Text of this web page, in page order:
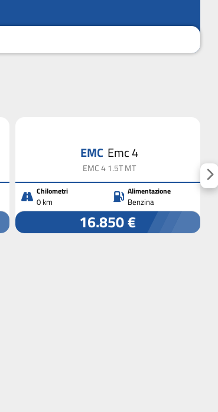
EMC Emc 4
EMC 4 1.5T MT
Chilometri
0 km
Alimentazione
Benzina
16.850 €